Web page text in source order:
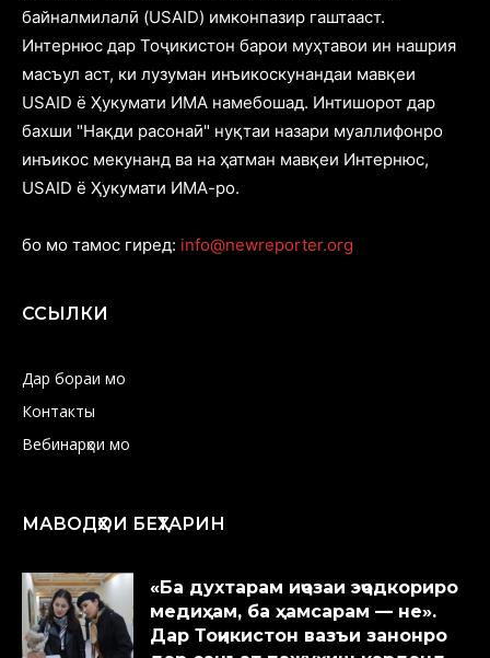
байналмилалӣ (USAID) имконпазир гаштааст.
Интернюс дар Тоҷикистон барои муҳтавои ин нашрия
масъул аст, ки лузуман инъикоскунандаи мавқеи
USAID ё Ҳукумати ИМА намебошад. Интишорот дар
бахши "Нақди расонаӣ" нуқтаи назари муаллифонро
инъикос мекунанд ва на ҳатман мавқеи Интернюс,
USAID ё Ҳукумати ИМА-ро.
бо мо тамос гиред: info@newreporter.org
ССЫЛКИ
Дар бораи мо
Контакты
Вебинарҳои мо
МАВОДҲОИ БЕҲТАРИН
«Ба духтарам иҷозаи эҷодкориро
медиҳам, ба ҳамсарам — не».
Дар Тоҷикистон вазъи занонро